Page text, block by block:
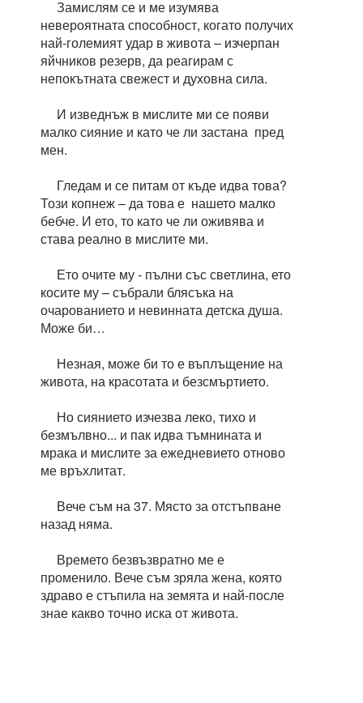
Замислям се и ме изумява
невероятната способност, когато получих
най-големият удар в живота – изчерпан
яйчников резерв, да реагирам с
непокътната свежест и духовна сила.
И изведнъж в мислите ми се появи
малко сияние и като че ли застана пред
мен.
Гледам и се питам от къде идва това?
Този копнеж – да това е нашето малко
бебче. И ето, то като че ли оживява и
става реално в мислите ми.
Ето очите му - пълни със светлина, ето
косите му – събрали блясъка на
очарованието и невинната детска душа.
Може би…
Незная, може би то е въплъщение на
живота, на красотата и безсмъртието.
Но сиянието изчезва леко, тихо и
безмълвно... и пак идва тъмнината и
мрака и мислите за ежедневието отново
ме връхлитат.
Вече съм на 37. Място за отстъпване
назад няма.
Времето безвъзвратно ме е
променило. Вече съм зряла жена, която
здраво е стъпила на земята и най-после
знае какво точно иска от живота.